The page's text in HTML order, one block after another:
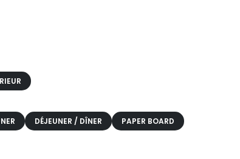
DÉJEUNER / DÎNER
PAPER BOARD